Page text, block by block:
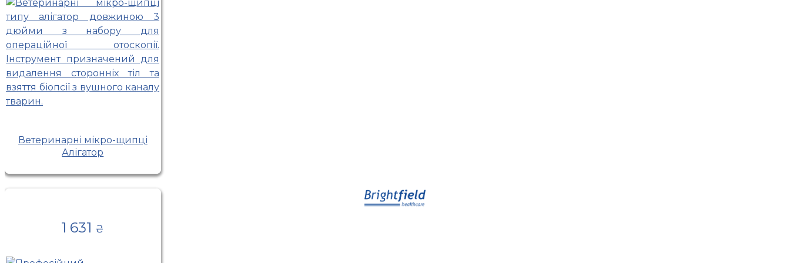
Ветеринарні мікро-щипці
Алігатор
1 631 ₴